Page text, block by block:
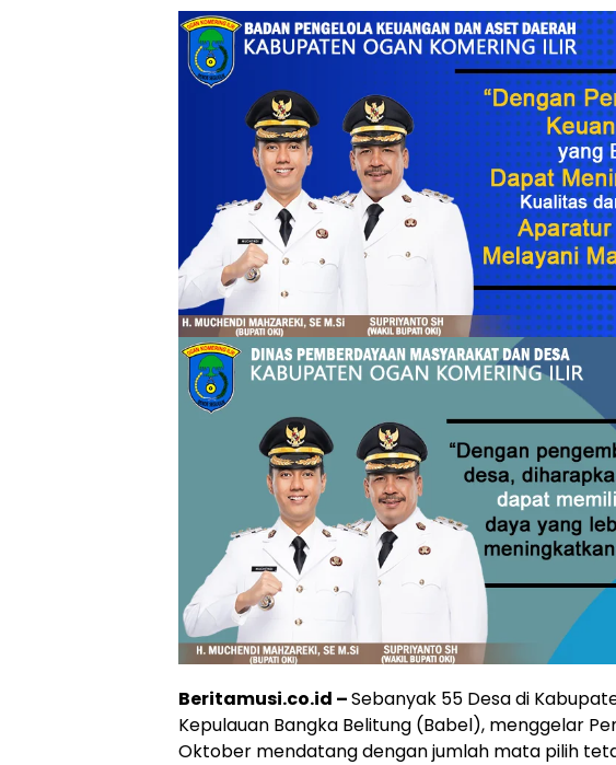
Beritamusi.co.id –Sebanyak 55 Desa di
Kepulauan Bangka Belitung (Babel), menggelar
Oktober mendatang dengan jumlah mata pilih